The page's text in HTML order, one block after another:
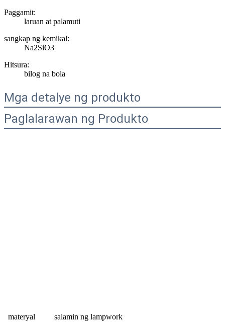
Paggamit:
laruan at palamuti
sangkap ng kemikal:
Na2SiO3
Hitsura:
bilog na bola
Mga detalye ng produkto
Paglalarawan ng Produkto
materyal salamin ng lampwork